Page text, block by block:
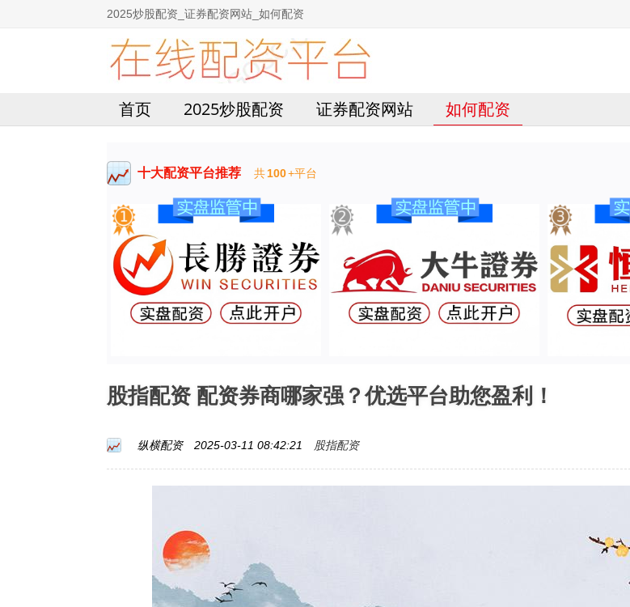
2025炒股配资_证券配资网站_如何配资
首页 2025炒股配资 证券配资网站 如何配资
十大配资平台推荐 共100+平台
股指配资 配资券商哪家强？优选平台助您盈利！
纵横配资 2025-03-11 08:42:21 股指配资